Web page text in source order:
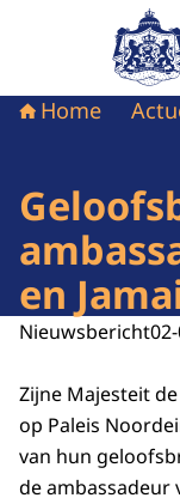
Naar
Home
en
Nieuwsbericht
Zijne Majesteit
op Paleis
van hun
de ambassadeur